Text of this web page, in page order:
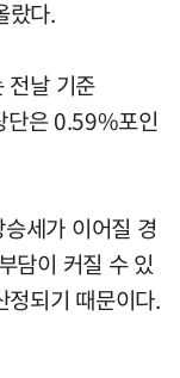
랐다.
전날 기준
은 0.59%포인
세가 이어질 경
담이 커질 수 있
정되기 때문이다.